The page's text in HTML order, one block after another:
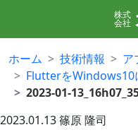
株式
会社
ホーム 技術情報 ア
FlutterをWindows10
2023-01-
2023.01.13篠原 隆司